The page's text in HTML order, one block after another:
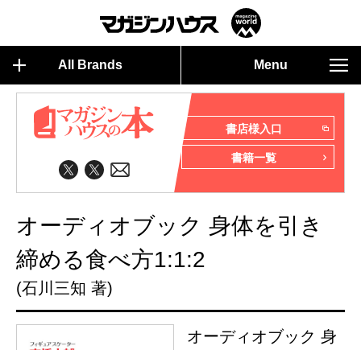
All Brands Menu
書店様入口
書籍一覧
オーディオブック 身体を引き
締める食べ方1:1:2
(石川三知 著)
オーディオブック 身